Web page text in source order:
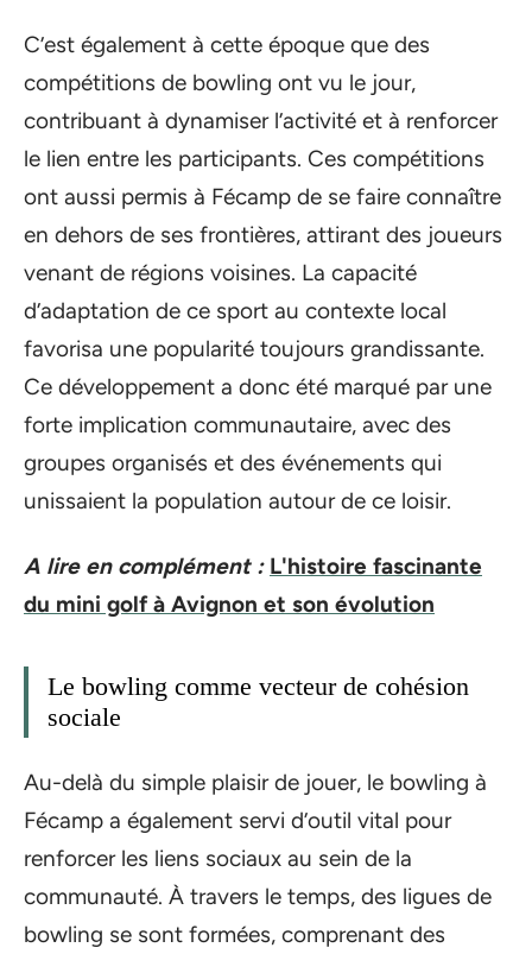
C’est également à cette époque que des
compétitions de bowling ont vu le jour,
contribuant à dynamiser l’activité et à renforcer
le lien entre les participants. Ces compétitions
ont aussi permis à Fécamp de se faire connaître
en dehors de ses frontières, attirant des joueurs
venant de régions voisines. La capacité
d’adaptation de ce sport au contexte local
favorisa une popularité toujours grandissante.
Ce développement a donc été marqué par une
forte implication communautaire, avec des
groupes organisés et des événements qui
unissaient la population autour de ce loisir.
A lire en complément : L'histoire fascinante
du mini golf à Avignon et son évolution
Le bowling comme vecteur de cohésion
sociale
Au-delà du simple plaisir de jouer, le bowling à
Fécamp a également servi d’outil vital pour
renforcer les liens sociaux au sein de la
communauté. À travers le temps, des ligues de
bowling se sont formées, comprenant des